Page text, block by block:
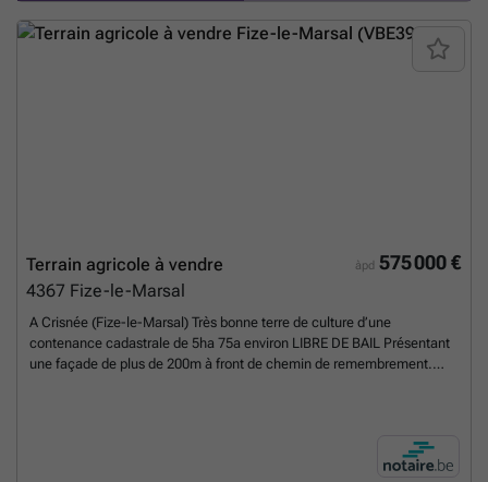
àpd 575 000 €
Terrain agricole à vendre
4367 Fize-le-Marsal
A Crisnée (Fize-le-Marsal) Très bonne terre de culture d’une
contenance cadastrale de 5ha 75a environ LIBRE DE BAIL Présentant
une façade de plus de 200m à front de chemin de remembrement.